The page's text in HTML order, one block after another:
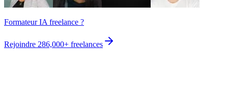
Formateur IA freelance ?
Rejoindre 286,000+ freelances